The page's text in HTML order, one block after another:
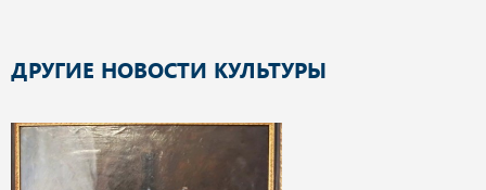
ДРУГИЕ НОВОСТИ КУЛЬТУРЫ